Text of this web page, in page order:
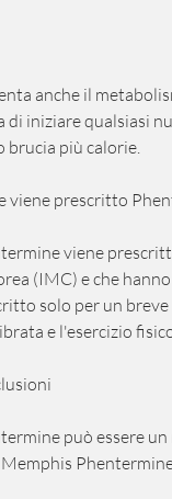
di iniziare qualsiasi
brucia più calorie.
viene prescritto
viene
(IMC) e che
solo per un
e l'esercizio
può essere